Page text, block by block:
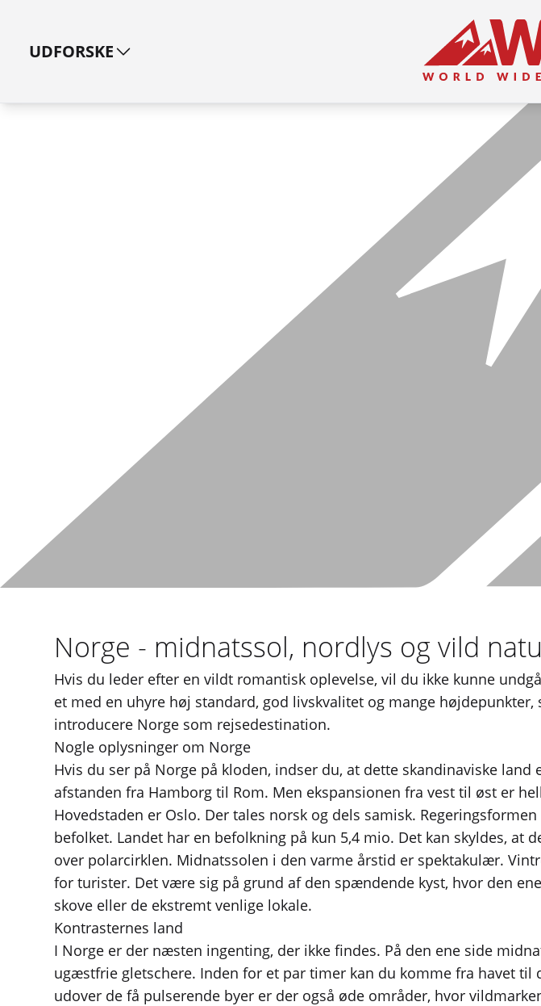
UDFORSKE
Norge - midnatssol, nordlys og vild
Hvis du leder efter en vildt romantisk oplevelse, vil du ikke kunne
et med en uhyre høj standard, god livskvalitet og mange
introducere Norge som rejsedestination.
Nogle oplysninger om Norge
Hvis du ser på Norge på kloden, indser du, at dette skandinaviske
afstanden fra Hamborg til Rom. Men ekspansionen fra vest til øst er
Hovedstaden er Oslo. Der tales norsk og dels samisk.
befolket. Landet har en befolkning på kun 5,4 mio. Det kan skyldes,
over polarcirklen. Midnatssolen i den varme årstid er spektakulær.
for turister. Det være sig på grund af den spændende kyst, hvor den
skove eller de ekstremt venlige lokale.
Kontrasternes land
I Norge er der næsten ingenting, der ikke findes. På den ene side
ugæstfrie gletschere. Inden for et par timer kan du komme fra havet
udover de få pulserende byer er der også øde områder, hvor